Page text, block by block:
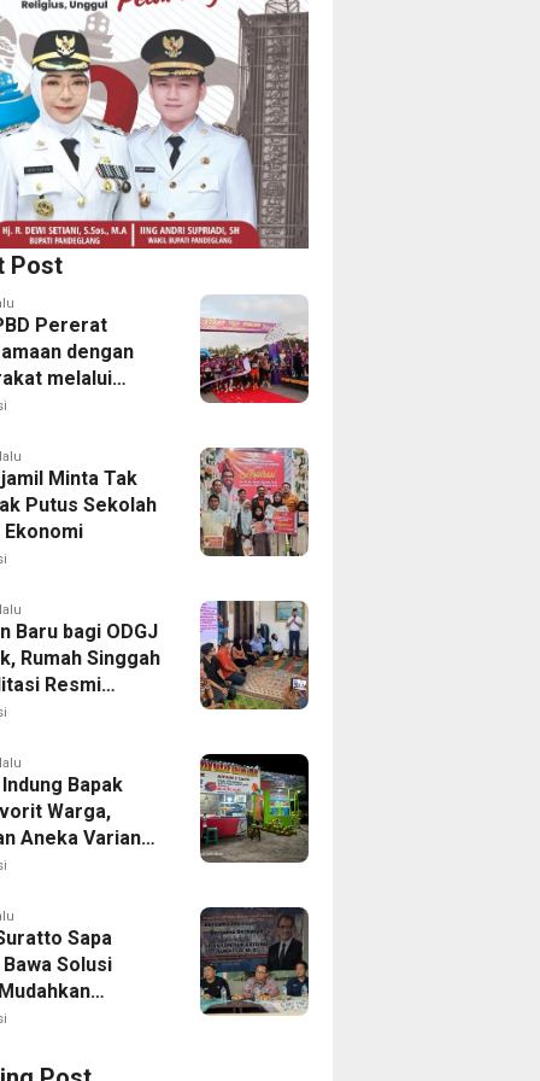
Post
Pererat
dengan
melalui
Run 2026
Minta Tak
Putus Sekolah
Ekonomi
Baru bagi ODGJ
Rumah Singgah
Resmi
Bapak
Warga,
Aneka Varian
Muda
Sapa
Solusi